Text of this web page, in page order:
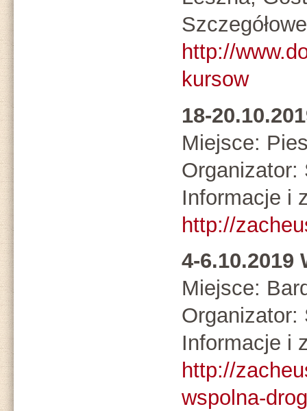
http://
kursow
18-
Miejsce:
Organizator:
Informacje i
http://
4-6.10.2019
Miejsce:
Organizator:
Informacje i
http://
wspolna-